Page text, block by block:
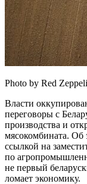
Photo by Red
Власти
переговоры с
производства и
мясокомбината. Об
ссылкой на
по
не первый
ломает экономику.